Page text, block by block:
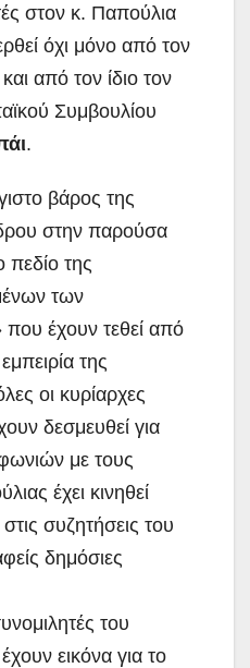
στον κ. Παπούλια
όχι μόνο από τον
από τον ίδιο τον
Συμβουλίου
.
βάρος της
στην παρούσα
πεδίο της
των
έχουν τεθεί από
της
οι κυρίαρχες
δεσμευθεί για
με τους
έχει κινηθεί
στις συζητήσεις του
δημόσιες
του
εικόνα για το